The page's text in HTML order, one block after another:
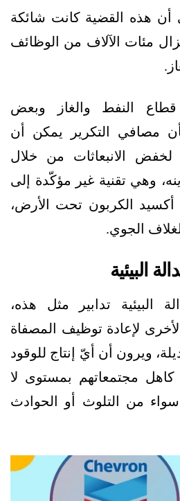
أن هذه القضية كانت شائكة
تزال مئات الآلاف من الوظائف
النفط والغاز وبعض
بأن مصافي التكرير يمكن أن
الانبعاثات من خلال
وهي تقنية غير مؤكّدة إلى
أكسيد الكربون تحت الأرض،
الجوي.
البيئية
البيئية تدابير مثل هذه،
لإعادة توظيف المصفاة
ويرون أن أيّ إنتاج للوقود
مجتمعاتهم بمستوى لا
من التلوث أو الحوادث